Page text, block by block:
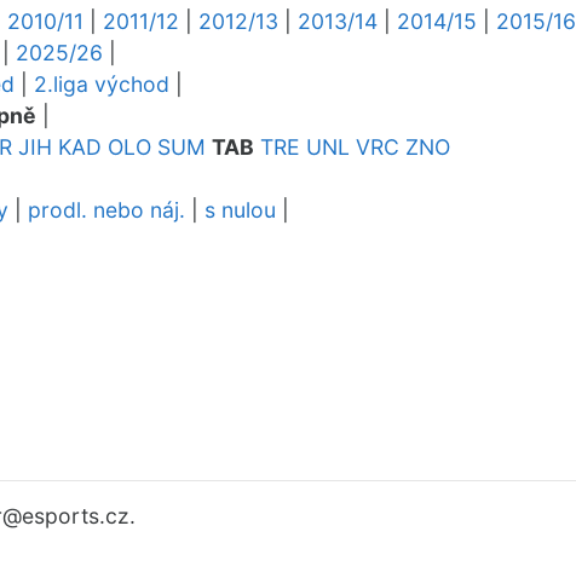
2010/11 2011/12 2012/13 2013/14 2014/15 2015/16
2025/26
2.liga východ
JIH KAD OLO SUM TAB TRE UNL VRC ZNO
prodl. nebo náj. s nulou
@esports.cz.